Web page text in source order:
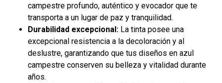
campestre profundo, auténtico y evocador que te
transporta a un lugar de paz y tranquilidad.
Durabilidad excepcional: La tinta posee una
excepcional resistencia a la decoloración y al
deslustre, garantizando que tus diseños en azul
campestre conserven su belleza y vitalidad durante
años.